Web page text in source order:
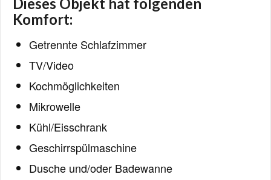
Komfort:
Getrennte Schlafzimmer
TV/Video
Kochmöglichkeiten
Mikrowelle
Kühl/Eisschrank
Geschirrspülmaschine
Dusche und/oder Badewanne